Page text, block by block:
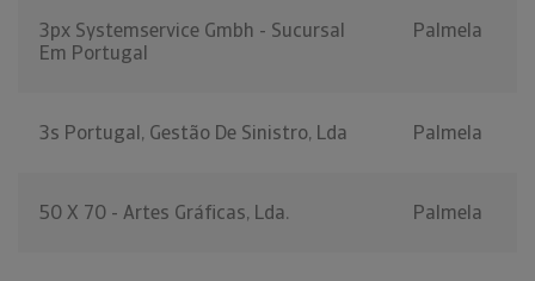
3px Systemservice Gmbh - Sucursal
Em Portugal
Palmela
3s Portugal, Gestão De Sinistro, Lda Palmela
50 X 70 - Artes Gráficas, Lda. Palmela